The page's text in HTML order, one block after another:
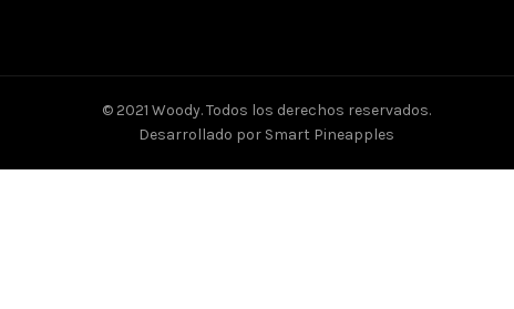
© 2021 Woody. Todos los derechos reservados.
Desarrollado por Smart Pineapples